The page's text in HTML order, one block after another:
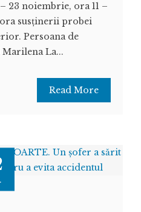
23 noiembrie, ora 11 –
susținerii probei
Persoana de
La...
Read More